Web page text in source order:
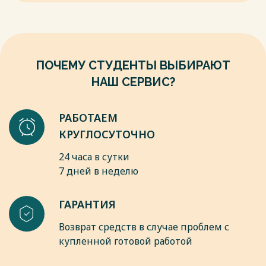
дошкольников с задержкой речевого развития / К. А.
6. Дмитриев, С. В. Компьютерные игры в коррекции речи у
Начальная школа плюс До и После. — 2021. — № 6. — С. 28–
Весь текст будет доступенпосле покупки
ПОЧЕМУ СТУДЕНТЫ ВЫБИРАЮТ
НАШ СЕРВИС?
РАБОТАЕМ
КРУГЛОСУТОЧНО
24 часа в сутки
7 дней в неделю
ГАРАНТИЯ
Возврат средств в случае проблем с
купленной готовой работой